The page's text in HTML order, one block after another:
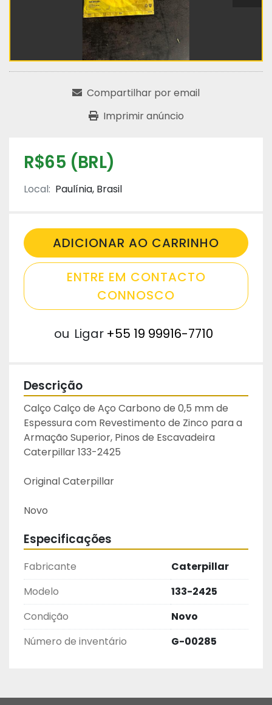
Compartilhar por email
Imprimir anúncio
R$65 (BRL)
Local: Paulínia, Brasil
ADICIONAR AO CARRINHO
ENTRE EM CONTACTO
CONNOSCO
ou Ligar +55 19 99916-7710
Descrição
Calço Calço de Aço Carbono de 0,5 mm de
Espessura com Revestimento de Zinco para a
Armação Superior, Pinos de Escavadeira
Caterpillar 133-2425
Original Caterpillar
Novo
Especificações
Fabricante
Caterpillar
Modelo
133-2425
Condição
Novo
Número de inventário
G-00285